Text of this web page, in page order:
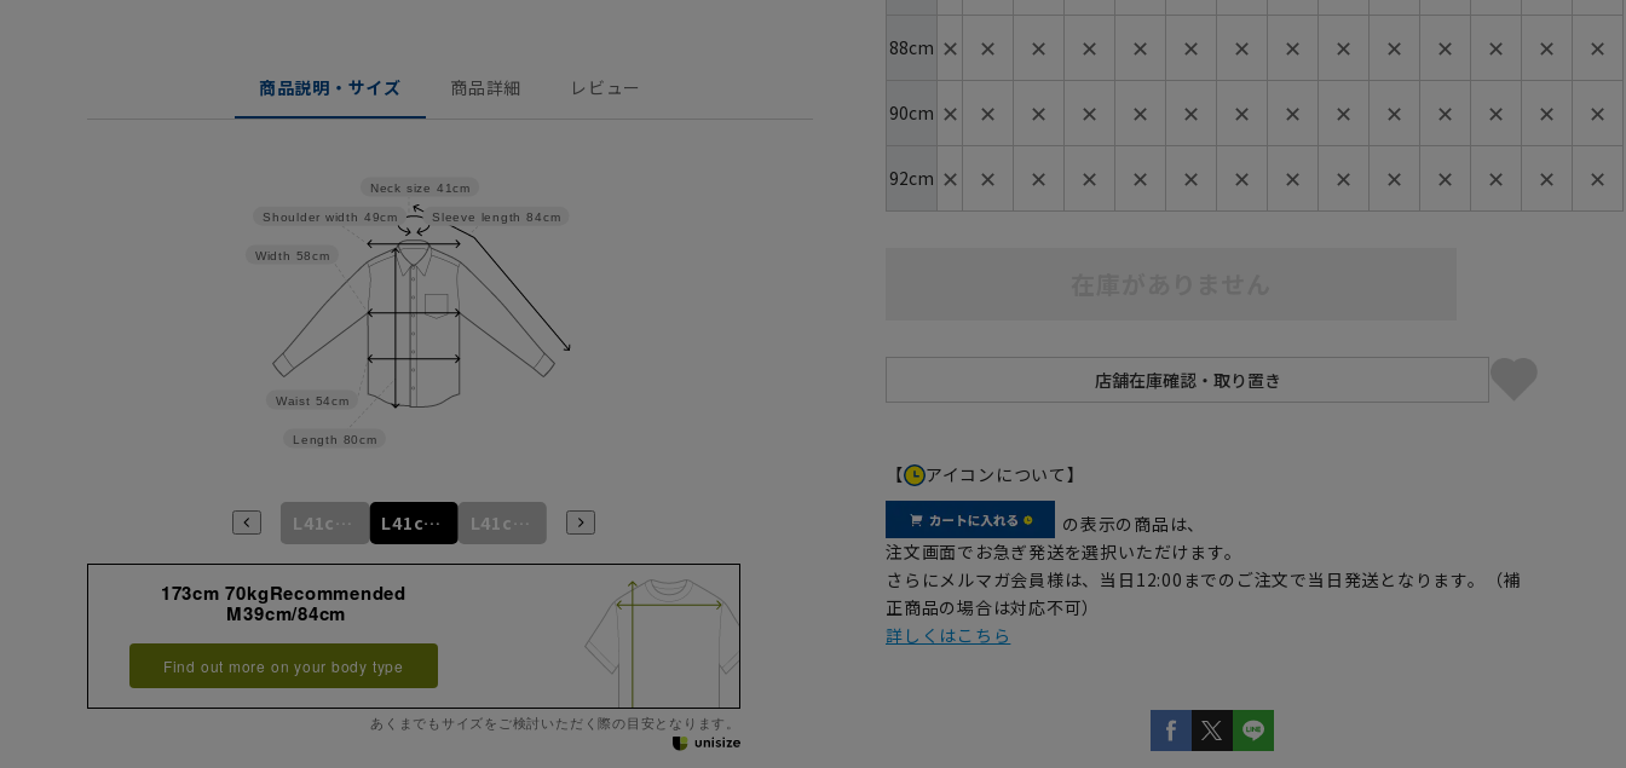
商品説明・サイズ 商品詳細 レビュー
Sleeve length 84cm
Neck size 41cm
Length 80cm
Waist 54cm
Width 58cm
Shoulder width 49cm
L41cm/82cm L41cm/84cm L41cm/86cm 4L47cm/84cm 5L49cm/84cm
173cm 70kgRecommended
M39cm/84cm
Find out more on your body type
あくまでもサイズをご検討いただく際の目安となります。
88cm ✕ ✕ ✕ ✕ ✕ ✕ ✕ ✕ ✕ ✕ ✕ ✕ ✕ ✕
90cm ✕ ✕ ✕ ✕ ✕ ✕ ✕ ✕ ✕ ✕ ✕ ✕ ✕ ✕
92cm ✕ ✕ ✕ ✕ ✕ ✕ ✕ ✕ ✕ ✕ ✕ ✕ ✕ ✕
【 アイコンについて】
の表示の商品は、
注文画面でお急ぎ発送を選択いただけます。
さらにメルマガ会員様は、当日12:00までのご注文で当日発送となります。（補
正商品の場合は対応不可）
詳しくはこちら